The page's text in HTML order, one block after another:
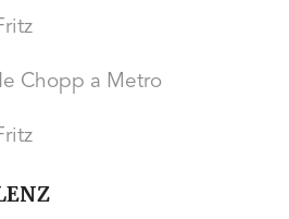
Chopp a Metro